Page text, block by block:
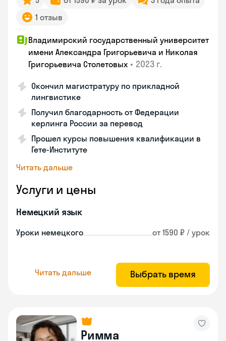
1 отзыв
Владимирский государственный университет
имени Александра Григорьевича и Николая
Григорьевича Столетовых • 2023 г.
Окончил магистратуру по прикладной
лингвистике
Получил благодарность от Федерации
керлинга России за перевод
Прошел курсы повышения квалификации в
Гете-Институте
Читать дальше
Услуги и цены
Немецкий язык
Уроки немецкого от 1590 ₽ / урок
Читать дальше Выбрать время
Римма